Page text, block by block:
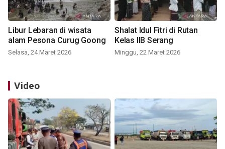
Libur Lebaran di wisata
alam Pesona Curug Goong
Selasa, 24 Maret 2026
Shalat Idul Fitri di Rutan
Kelas IIB Serang
Minggu, 22 Maret 2026
Video